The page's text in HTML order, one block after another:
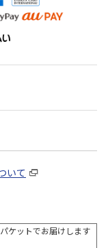
いて
ケットでお届けします